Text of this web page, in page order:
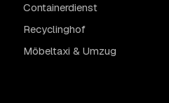
Containerdienst
Recyclinghof
Möbeltaxi & Umzug